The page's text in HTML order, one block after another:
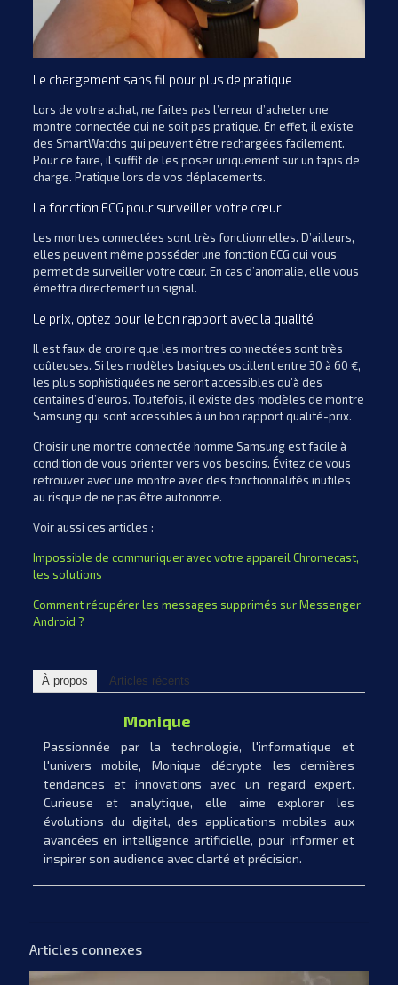
Le chargement sans fil pour plus de pratique
Lors de votre achat, ne faites pas l’erreur d’acheter une
montre connectée qui ne soit pas pratique. En effet, il existe
des SmartWatchs qui peuvent être rechargées facilement.
Pour ce faire, il suffit de les poser uniquement sur un tapis de
charge. Pratique lors de vos déplacements.
La fonction ECG pour surveiller votre cœur
Les montres connectées sont très fonctionnelles. D’ailleurs,
elles peuvent même posséder une fonction ECG qui vous
permet de surveiller votre cœur. En cas d’anomalie, elle vous
émettra directement un signal.
Le prix, optez pour le bon rapport avec la qualité
Il est faux de croire que les montres connectées sont très
coûteuses. Si les modèles basiques oscillent entre 30 à 60 €,
les plus sophistiquées ne seront accessibles qu’à des
centaines d’euros. Toutefois, il existe des modèles de montre
Samsung qui sont accessibles à un bon rapport qualité-prix.
Choisir une montre connectée homme Samsung est facile à
condition de vous orienter vers vos besoins. Évitez de vous
retrouver avec une montre avec des fonctionnalités inutiles
au risque de ne pas être autonome.
Voir aussi ces articles :
Impossible de communiquer avec votre appareil Chromecast,
les solutions
Comment récupérer les messages supprimés sur Messenger
Android ?
À propos Articles récents
Monique
Passionnée par la technologie, l'informatique et
l'univers mobile, Monique décrypte les dernières
tendances et innovations avec un regard expert.
Curieuse et analytique, elle aime explorer les
évolutions du digital, des applications mobiles aux
avancées en intelligence artificielle, pour informer et
inspirer son audience avec clarté et précision.
Articles connexes